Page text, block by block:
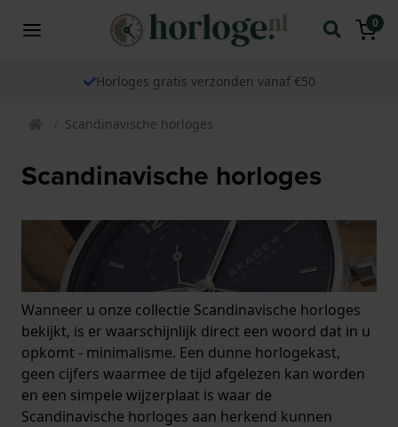
0
Horloges gratis verzonden vanaf €50
Scandinavische horloges
Scandinavische horloges
Wanneer u onze collectie Scandinavische horloges
bekijkt, is er waarschijnlijk direct een woord dat in u
opkomt - minimalisme. Een dunne horlogekast,
geen cijfers waarmee de tijd afgelezen kan worden
en een simpele wijzerplaat is waar de
Scandinavische horloges aan herkend kunnen